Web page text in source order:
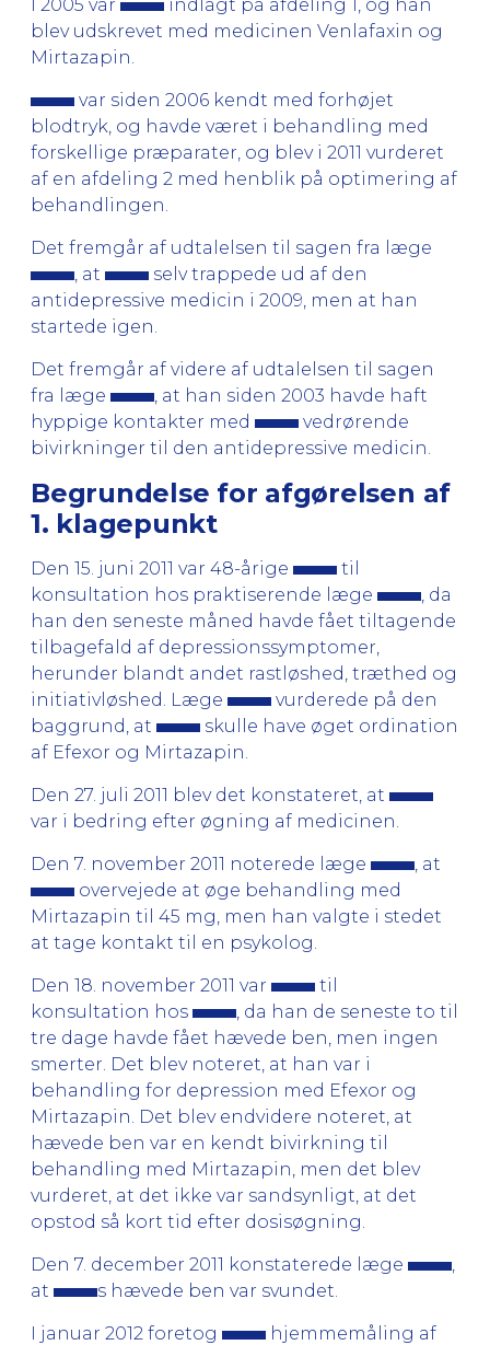
I 2005 var
indlagt på afdeling 1, og han
blev udskrevet med medicinen Venlafaxin og
Mirtazapin.
var siden 2006 kendt med forhøjet
blodtryk, og havde været i behandling med
forskellige præparater, og blev i 2011 vurderet
af en afdeling 2 med henblik på optimering af
behandlingen.
Det fremgår af udtalelsen til sagen fra læge
, at
selv trappede ud af den
antidepressive medicin i 2009, men at han
startede igen.
Det fremgår af videre af udtalelsen til sagen
fra læge
, at han siden 2003 havde haft
hyppige kontakter med
vedrørende
bivirkninger til den antidepressive medicin.
Begrundelse for afgørelsen af
1. klagepunkt
Den 15. juni 2011 var 48-årige
til
konsultation hos praktiserende læge
, da
han den seneste måned havde fået tiltagende
tilbagefald af depressionssymptomer,
herunder blandt andet rastløshed, træthed og
initiativløshed. Læge
vurderede på den
baggrund, at
skulle have øget ordination
af Efexor og Mirtazapin.
Den 27. juli 2011 blev det konstateret, at
var i bedring efter øgning af medicinen.
Den 7. november 2011 noterede læge
, at
overvejede at øge behandling med
Mirtazapin til 45 mg, men han valgte i stedet
at tage kontakt til en psykolog.
Den 18. november 2011 var
til
konsultation hos
, da han de seneste to til
tre dage havde fået hævede ben, men ingen
smerter. Det blev noteret, at han var i
behandling for depression med Efexor og
Mirtazapin. Det blev endvidere noteret, at
hævede ben var en kendt bivirkning til
behandling med Mirtazapin, men det blev
vurderet, at det ikke var sandsynligt, at det
opstod så kort tid efter dosisøgning.
Den 7. december 2011 konstaterede læge
at
s hævede ben var svundet.
I januar 2012 foretog
hjemmemåling af